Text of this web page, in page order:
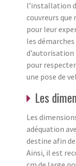
l’installation
couvreurs que
pour leur
les
d’autorisation
pour
une pose de
Les
Les
adéquation
destine afin
Ainsi, il est